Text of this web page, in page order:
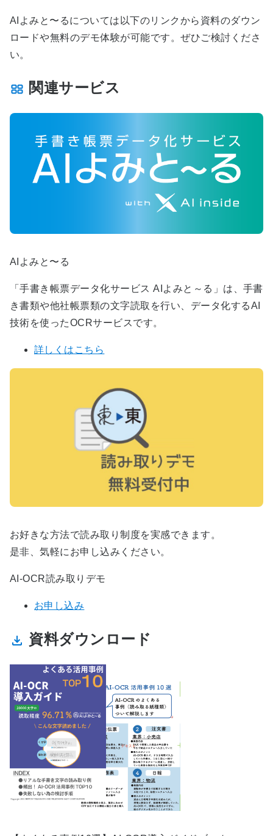
AI よみと〜るについては以下のリンクから資料のダウン
ロードや無料のデモ体験が可能です。ぜひご検討くださ
い。
関連サービス
AIよみと〜る
「手書き帳票データ化サービス AIよみと～る」は、手書
き書類や他社帳票類の文字読取を行い、データ化するAI
技術を使ったOCRサービスです。
詳しくはこちら
お好きな方法で読み取り制度を実感できます。
是非、気軽にお申し込みください。
AI-OCR読み取りデモ
お申し込み
資料ダウンロード